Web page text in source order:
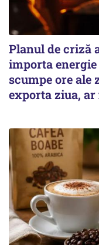
Planul de criză
importa
scumpe ore ale
exporta ziua,